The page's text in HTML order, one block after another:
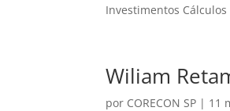
Investimentos
Wiliam
por CORECON SP | 11